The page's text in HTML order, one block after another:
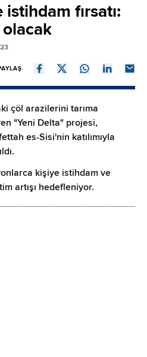
fırsatı:
olacak
çöl arazilerini tarıma
"Yeni Delta" projesi,
es-Sisi'nin katılımıyla
kişiye istihdam ve
artışı hedefleniyor.